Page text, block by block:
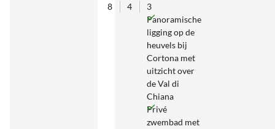
8
4
3
Panoramische
ligging op de
heuvels bij
Cortona met
uitzicht over
de Val di
Chiana
Privé
zwembad met